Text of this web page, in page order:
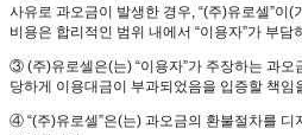
사유로 과오금이 발생한 경우, “(주)유로셀”이
비용은 합리적인 범위 내에서 “이용자”가 부담
③ (주)유로셀은(는) “이용자”가 주장하는 과오
당하게 이용대금이 부과되었음을 입증할 책임
④ “(주)유로셀”은(는) 과오금의 환불절차를